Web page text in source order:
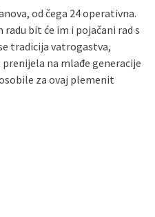
od čega 24 operativna.
bit će im i pojačani rad s
tradicija vatrogastva,
na mlađe generacije
za ovaj plemenit